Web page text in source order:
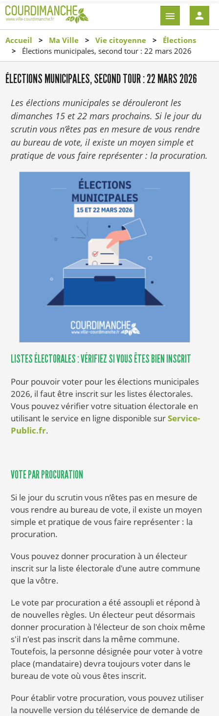
contenu
principal
EN-
TÊTE
-
Accueil Ma Ville Vie citoyenne
Élections
Élections municipales, second tour : 22 mars 2026
ÉLECTIONS MUNICIPALES, SECOND TOUR : 22 MARS 2026
Les élections municipales se dérouleront les
dimanches 15 et 22 mars prochains. Si le jour du
scrutin vous n’êtes pas en mesure de vous rendre
au bureau de vote, il existe un moyen simple et
pratique de vous faire représenter : la procuration.
LISTES ÉLECTORALES : VÉRIFIEZ SI VOUS ÊTES BIEN INSCRIT
Pour pouvoir voter pour les élections municipales
2026, il faut être inscrit sur les listes électorales.
Vous pouvez vérifier votre situation électorale en
utilisant le service en ligne disponible surService-
Public.fr.
VOTE PAR PROCURATION
Si le jour du scrutin vous n’êtes pas en mesure de
vous rendre au bureau de vote, il existe un moyen
simple et pratique de vous faire représenter : la
procuration.
Vous pouvez donner procuration à un électeur
inscrit sur la liste électorale d'une autre commune
que la vôtre.
Le vote par procuration a été assoupli et répond à
de nouvelles règles. Un électeur peut désormais
donner procuration à l'électeur de son choix même
s'il n'est pas inscrit dans la même commune.
Toutefois, la personne désignée pour voter à votre
place (mandataire) devra toujours voter dans le
bureau de vote où vous êtes inscrit.
Pour établir votre procuration, vous pouvez utiliser
la nouvelle version du téléservice de demande de